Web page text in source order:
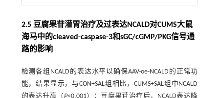
2.5 豆腐果苷灌胃治疗及过表达NCALD对CUMS大鼠
海马中的cleaved-caspase-3和sGC/cGMP/PKG信号通
路的影响
检测各组NCALD的表达水平以确保AAV-oe-NCALD的正常功
能，结果显示，与CON+SAL组相比，CUMS+SAL组中NCALD
的表达升高（P<0.001）；豆腐果苷治疗后，NCALD表达降